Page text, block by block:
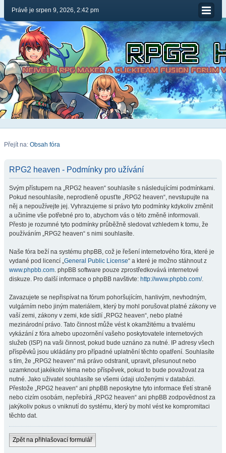
Právě je srpen 9, 2026, 2:42 pm
Přejít na: Obsah fóra
RPG2 heaven - Podmínky pro užívání
Svým přístupem na „RPG2 heaven“ souhlasíte s následujícími podmínkami.
Pokud nesouhlasíte, neprodleně opusťte „RPG2 heaven“, nevstupujte na
něj a nepoužívejte jej. Vyhrazujeme si právo tyto podmínky kdykoliv změnit
a učiníme vše potřebné pro to, abychom vás o této změně informovali.
Přesto je rozumné tyto podmínky průběžně sledovat vzhledem k tomu, že
používáním „RPG2 heaven“ s nimi souhlasíte.
Naše fóra beží na systému phpBB, což je řešení internetového fóra, které je
vydané pod licencí „General Public License“ a které je možno stáhnout z
www.phpbb.com. phpBB software pouze zprostředkovává internetové
diskuze. Pro další informace o phpBB navštivte: http://www.phpbb.com/.
Zavazujete se nepřispívat na fórum pohoršujícím, hanlivým, nevhodným,
vulgárním nebo jiným materiálem, který by mohl porušovat platné zákony ve
vaší zemi, zákony v zemi, kde sídlí „RPG2 heaven“, nebo platné
mezinárodní právo. Tato činnost může vést k okamžitému a trvalému
vykázání z fóra a/nebo upozornění vašeho poskytovatele internetových
služeb (ISP) na vaši činnost, pokud bude uznáno za nutné. IP adresy všech
příspěvků jsou ukládány pro případné uplatnění těchto opatření. Souhlasíte
s tím, že „RPG2 heaven“ má právo odstranit, upravit, přesunout nebo
uzamknout jakékoliv téma nebo příspěvek, pokud to bude považovat za
nutné. Jako uživatel souhlasíte se všemi údaji uloženými v databázi.
Přestože „RPG2 heaven“ ani phpBB neposkytne tyto informace třetí straně
nebo cizím osobám, nepřebírá „RPG2 heaven“ ani phpBB zodpovědnost za
jakýkoliv pokus o vniknutí do systému, který by mohl vést ke kompromitaci
těchto dat.
Zpět na přihlašovací formulář